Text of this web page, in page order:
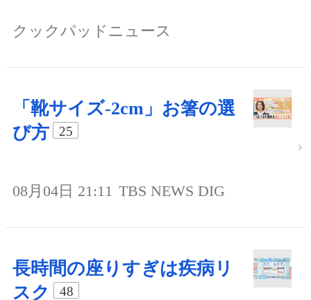
クックパッドニュース
「靴サイズ-2cm」お箸の選
び方
25
08月04日 21:11 TBS NEWS DIG
長時間の座りすぎは疾病リ
スク
48